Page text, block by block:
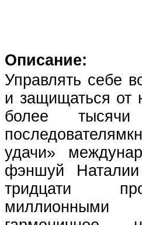
Описание:
Управлять себе
и защищаться от
более
удачи»
фэншуй
тридцати